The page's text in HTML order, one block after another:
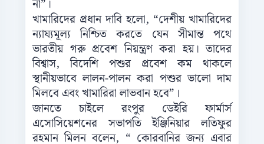
না”।
খামারিদের প্রধান দাবি হলো, “দেশীয় খামারিদের
ন্যায্যমূল্য নিশ্চিত করতে যেন সীমান্ত পথে
ভারতীয় গরু প্রবেশ নিয়ন্ত্রণ করা হয়। তাদের
বিশ্বাস, বিদেশি পশুর প্রবেশ কম থাকলে
স্থানীয়ভাবে লালন-পালন করা পশুর ভালো দাম
মিলবে এবং খামারিরা লাভবান হবে”।
জানতে চাইলে রংপুর ডেইরি ফার্মার্স
এসোসিয়েশনের সভাপতি ইঞ্জিনিয়ার লতিফুর
রহমান মিলন বলেন, “ কোরবানির জন্য এবার